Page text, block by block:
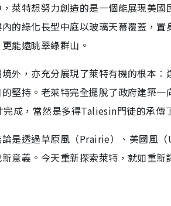
萊特想努力創造的是一個能展現美
的綠化長型中庭以玻璃天幕覆蓋，
能遠眺翠綠群山。
外，亦充分展現了萊特有機的根本
堅持。老萊特完全擺脫了政府建築
成，當然是多得Taliesin門徒的承傳
是透過草原風（Prairie）、美國風
意義。今天重新探索萊特，就如重新